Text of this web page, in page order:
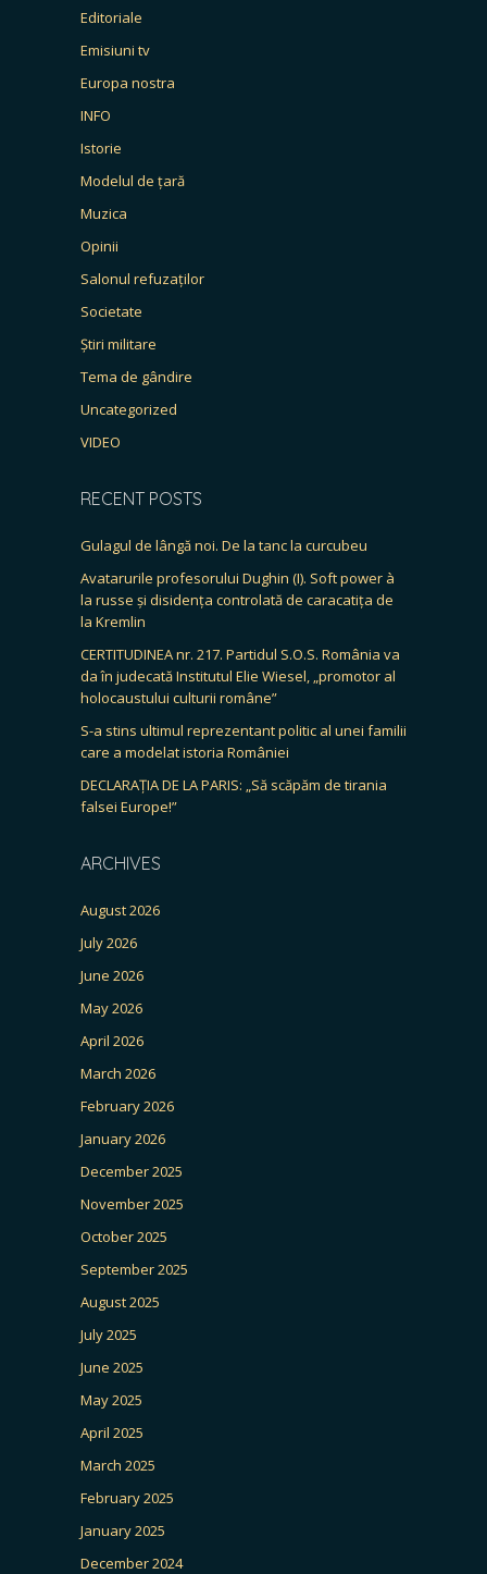
Editoriale
Emisiuni tv
Europa nostra
INFO
Istorie
Modelul de țară
Muzica
Opinii
Salonul refuzaților
Societate
Știri militare
Tema de gândire
Uncategorized
VIDEO
RECENT POSTS
Gulagul de lângă noi. De la tanc la curcubeu
Avatarurile profesorului Dughin (I). Soft power à
la russe și disidența controlată de caracatița de
la Kremlin
CERTITUDINEA nr. 217. Partidul S.O.S. România va
da în judecată Institutul Elie Wiesel, „promotor al
holocaustului culturii române”
S-a stins ultimul reprezentant politic al unei familii
care a modelat istoria României
DECLARAȚIA DE LA PARIS: „Să scăpăm de tirania
falsei Europe!”
ARCHIVES
August 2026
July 2026
June 2026
May 2026
April 2026
March 2026
February 2026
January 2026
December 2025
November 2025
October 2025
September 2025
August 2025
July 2025
June 2025
May 2025
April 2025
March 2025
February 2025
January 2025
December 2024